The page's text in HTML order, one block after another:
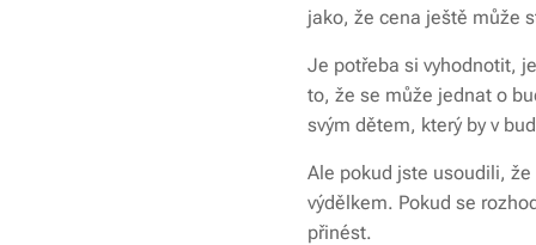
jako, že cena ještě může
Je potřeba si vyhodnotit,
to, že se může jednat o
svým dětem, který by v
Ale pokud jste usoudili,
výdělkem. Pokud se
přinést.